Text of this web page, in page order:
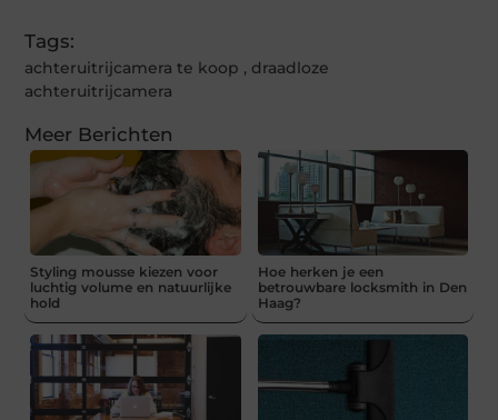
Tags:
achteruitrijcamera te koop , draadloze
achteruitrijcamera
Meer Berichten
Styling mousse kiezen voor
luchtig volume en natuurlijke
hold
Hoe herken je een
betrouwbare locksmith in Den
Haag?